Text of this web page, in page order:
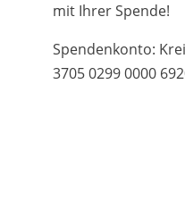
mit Ihrer Spende!
Spendenkonto:
3705 0299 0000